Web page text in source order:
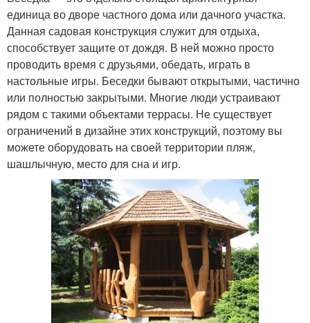
единица во дворе частного дома или дачного участка.
Данная садовая конструкция служит для отдыха,
способствует защите от дождя. В ней можно просто
проводить время с друзьями, обедать, играть в
настольные игры. Беседки бывают открытыми, частично
или полностью закрытыми. Многие люди устраивают
рядом с такими объектами террасы. Не существует
ограничений в дизайне этих конструкций, поэтому вы
можете оборудовать на своей территории пляж,
шашлычную, место для сна и игр.